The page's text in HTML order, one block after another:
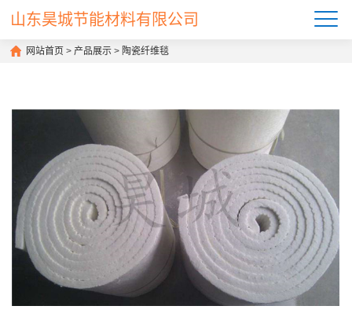
山东昊城节能材料有限公司
网站首页 >产品展示 > 陶瓷纤维毯